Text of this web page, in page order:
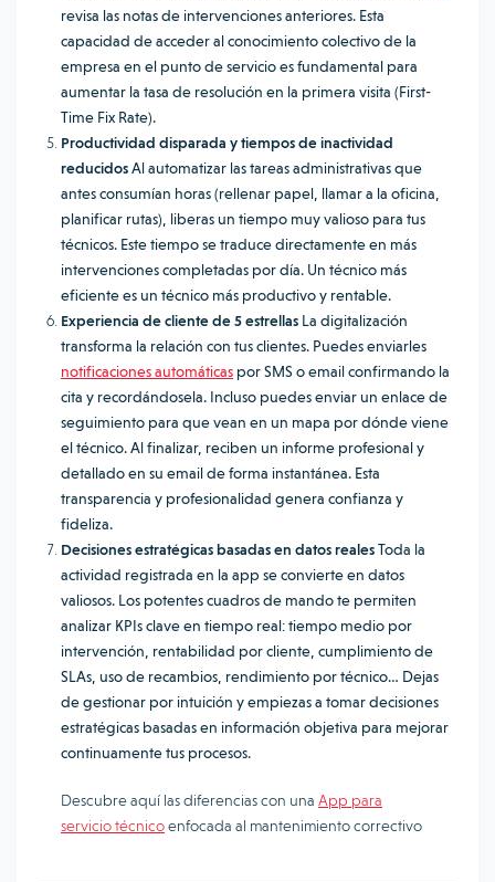
revisa las notas de intervenciones anteriores. Esta
capacidad de acceder al conocimiento colectivo de la
empresa en el punto de servicio es fundamental para
aumentar la tasa de resolución en la primera visita (First-
Time Fix Rate).
Productividad disparada y tiempos de inactividad
reducidosAl automatizar las tareas administrativas que
antes consumían horas (rellenar papel, llamar a la oficina,
planificar rutas), liberas un tiempo muy valioso para tus
técnicos. Este tiempo se traduce directamente en más
intervenciones completadas por día. Un técnico más
eficiente es un técnico más productivo y rentable.
Experiencia de cliente de 5 estrellas La digitalización
transforma la relación con tus clientes. Puedes enviarles
notificaciones automáticas por SMS o email confirmando la
cita y recordándosela. Incluso puedes enviar un enlace de
seguimiento para que vean en un mapa por dónde viene
el técnico. Al finalizar, reciben un informe profesional y
detallado en su email de forma instantánea. Esta
transparencia y profesionalidad genera confianza y
fideliza.
Decisiones estratégicas basadas en datos realesToda la
actividad registrada en la app se convierte en datos
valiosos. Los potentes cuadros de mando te permiten
analizar KPIs clave en tiempo real: tiempo medio por
intervención, rentabilidad por cliente, cumplimiento de
SLAs, uso de recambios, rendimiento por técnico… Dejas
de gestionar por intuición y empiezas a tomar decisiones
estratégicas basadas en información objetiva para mejorar
continuamente tus procesos.
Descubre aquí las diferencias con una App para
servicio técnicoenfocada al mantenimiento correctivo